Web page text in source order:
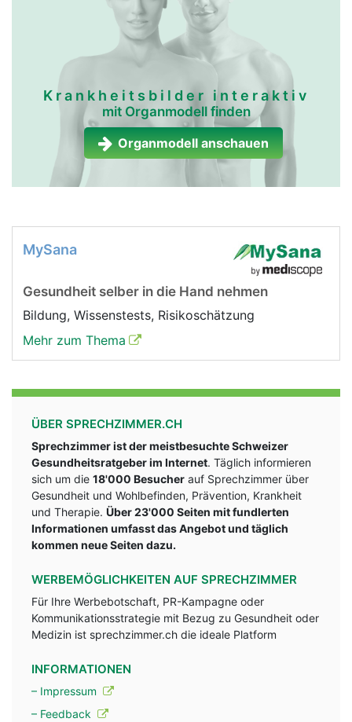
Krankheitsbilder interaktiv
mit Organmodell finden
Organmodell anschauen
MySana
Gesundheit selber in die Hand nehmen
Bildung, Wissenstests, Risikoschätzung
Mehr zum Thema
ÜBER SPRECHZIMMER.CH
Sprechzimmer ist der meistbesuchte Schweizer
Gesundheitsratgeber im Internet. Täglich informieren
sich um die 18'000 Besucher auf Sprechzimmer über
Gesundheit und Wohlbefinden, Prävention, Krankheit
und Therapie. Über 23'000 Seiten mit fundlerten
Informationen umfasst das Angebot und täglich
kommen neue Seiten dazu.
WERBEMÖGLICHKEITEN AUF SPRECHZIMMER
Für Ihre Werbebotschaft, PR-Kampagne oder
Kommunikationsstrategie mit Bezug zu Gesundheit oder
Medizin ist sprechzimmer.ch die ideale Platform
INFORMATIONEN
– Impressum
– Feedback